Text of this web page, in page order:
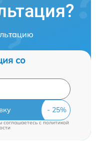
со
соглашаетесь cполитикой